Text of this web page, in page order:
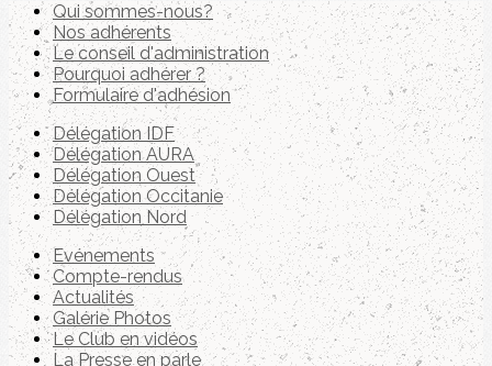
Qui sommes-nous?
Nos adhérents
Le conseil d'administration
Pourquoi adhérer ?
Formulaire d'adhésion
Délégation IDF
Délégation AURA
Délégation Ouest
Délégation Occitanie
Délégation Nord
Evénements
Compte-rendus
Actualités
Galérie Photos
Le Club en vidéos
La Presse en parle